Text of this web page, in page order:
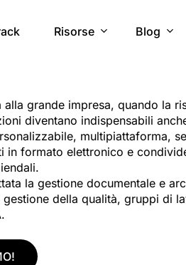
Risorse Blog
grande impresa, quando la
diventano indispensabili
multipiattaforma,
in formato elettronico e
la gestione documentale e
della qualità, gruppi di